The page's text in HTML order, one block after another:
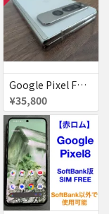
Google Pixel Fold ポーセリン 不具合なし
¥35,800